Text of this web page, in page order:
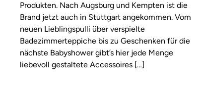
Produkten. Nach Augsburg und Kempten ist die
Brand jetzt auch in Stuttgart angekommen. Vom
neuen Lieblingspulli über verspielte
Badezimmerteppiche bis zu Geschenken für die
nächste Babyshower gibt’s hier jede Menge
liebevoll gestaltete Accessoires […]